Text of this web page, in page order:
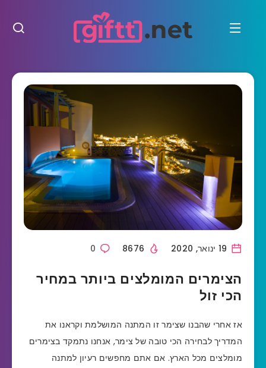
0
הצימרים המומלצים ביותר במחיר
הכי זול
אז אחרי שהבנו שצימר זו המתנה המושלמת וקראנו את
המדריך לבחירה הכי טובה של צימר, אנחנו נתמקד בצימרים
מומלצים מכל הארץ. אם אתם מחפשים רעיון למתנה